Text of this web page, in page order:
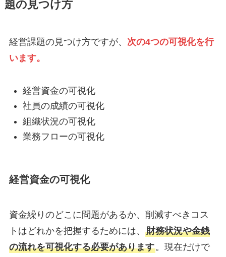
題の見つけ方
経営課題の見つけ方ですが、 次の4つの可視化を行
います。
経営資金の可視化
社員の成績の可視化
組織状況の可視化
業務フローの可視化
経営資金の可視化
資金繰りのどこに問題があるか、削減すべきコス
トはどれかを把握するためには、 財務状況や金銭
の流れを可視化する必要があります。現在だけで